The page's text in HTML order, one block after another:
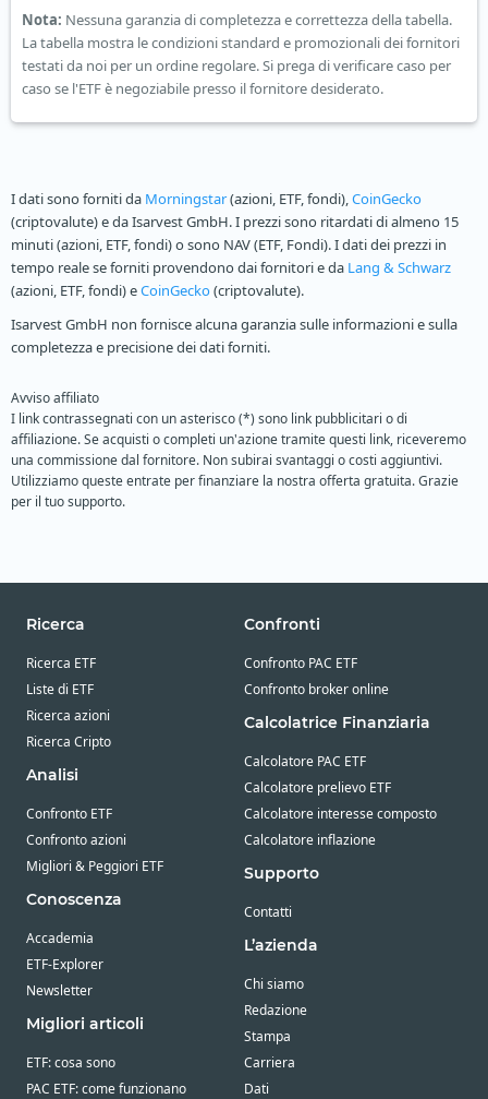
Nota: Nessuna garanzia di completezza e correttezza della tabella.
La tabella mostra le condizioni standard e promozionali dei fornitori
testati da noi per un ordine regolare. Si prega di verificare caso per
caso se l'ETF è negoziabile presso il fornitore desiderato.
I dati sono forniti da Morningstar(azioni, ETF, fondi),CoinGecko
(criptovalute) e da Isarvest GmbH. I prezzi sono ritardati di almeno 15
minuti (azioni, ETF, fondi) o sono NAV (ETF, Fondi). I dati dei prezzi in
tempo reale se forniti provendono dai fornitori e da Lang & Schwarz
(azioni, ETF, fondi) eCoinGecko(criptovalute).
Isarvest GmbH non fornisce alcuna garanzia sulle informazioni e sulla
completezza e precisione dei dati forniti.
Avviso affiliato
I link contrassegnati con un asterisco (*) sono link pubblicitari o di
affiliazione. Se acquisti o completi un'azione tramite questi link, riceveremo
una commissione dal fornitore. Non subirai svantaggi o costi aggiuntivi.
Utilizziamo queste entrate per finanziare la nostra offerta gratuita. Grazie
per il tuo supporto.
Ricerca
Ricerca ETF
Liste di ETF
Ricerca azioni
Ricerca Cripto
Analisi
Confronto ETF
Confronto azioni
Migliori & Peggiori ETF
Conoscenza
Accademia
ETF-Explorer
Newsletter
Migliori articoli
ETF: cosa sono
PAC ETF: come funzionano
Confronti
Confronto PAC ETF
Confronto broker online
Calcolatrice Finanziaria
Calcolatore PAC ETF
Calcolatore prelievo ETF
Calcolatore interesse composto
Calcolatore inflazione
Supporto
Contatti
L’azienda
Chi siamo
Redazione
Stampa
Carriera
Dati